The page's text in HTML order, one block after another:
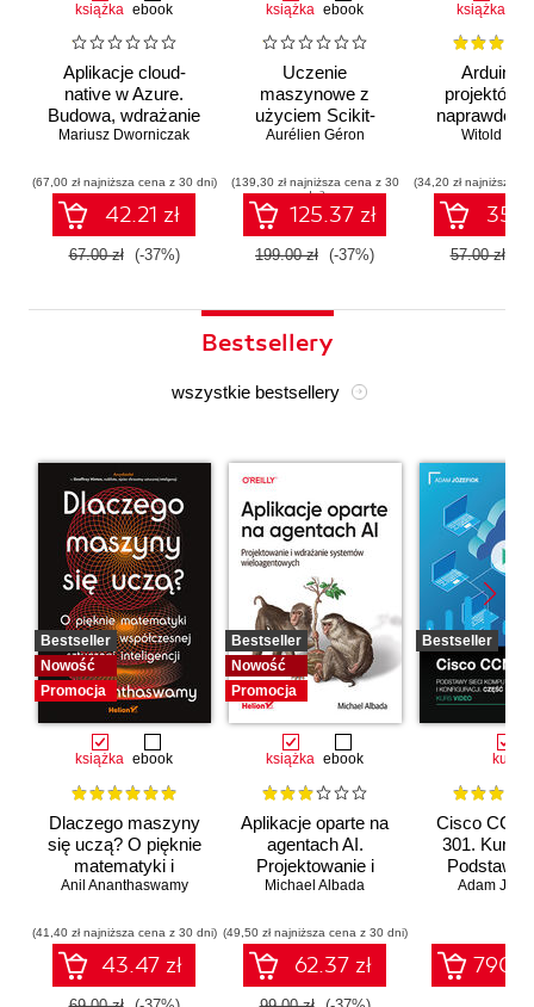
książka ebook
Aplikacje cloud-
native w Azure.
Budowa, wdrażanie
i bezpieczeństwo
Mariusz Dworniczak
(67,00 zł najniższa cena z 30 dni)
42.21 zł
67.00 zł (-37%)
książka ebook
Uczenie
maszynowe z
użyciem Scikit-
Learn i PyTorch.
narzędzia i techniki
umożliwiające
konstruowanie
inteligentnych
systemów
Aurélien Géron
(139,30 zł najniższa cena z 30
dni)
125.37 zł
199.00 zł (-37%)
książka
Arduino.
projektów,
naprawdę
Witold
(34,20 zł najniższa
57.00 zł
Bestsellery
wszystkie bestsellery
Bestseller
Nowość
Promocja
książka ebook
Dlaczego maszyny
się uczą? O pięknie
matematyki i
działaniu
sztucznej
Anil Ananthaswamy
(41,40 zł najniższa cena z 30 dni)
43.47 zł
Bestseller
Nowość
Promocja
książka ebook
Aplikacje oparte na
agentach AI.
Projektowanie i
wdrażanie
wieloagentowych
Michael Albada
(49,50 zł najniższa cena z 30 dni)
62.37 zł
Bestseller
kurs
Cisco
301. Kurs
Podstawy
Adam